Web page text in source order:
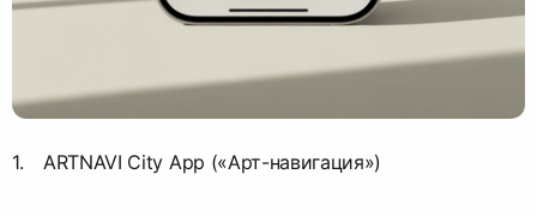
ARTNAVI City App («Арт-навигация»)